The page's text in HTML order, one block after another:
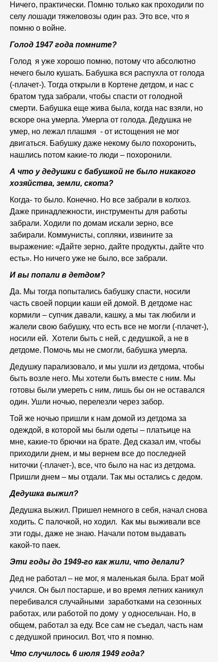
Ничего, практически. Помню только как проходили по
селу лошади тяжеловозы один раз. Это все, что я
помню о войне.
Голод 1947 года помните?
Голод я уже хорошо помню, потому что абсолютно
нечего было кушать. Бабушка вся распухла от голода
(-плачет-). Тогда открыли в Кортене детдом, и нас с
братом туда забрали, чтобы спасти от голодной
смерти. Бабушка еще жива была, когда нас взяли, но
вскоре она умерла. Умерла от голода. Дедушка не
умер, но лежал плашмя - от истощения не мог
двигаться. Бабушку даже некому было похоронить,
нашлись потом какие-то люди – похоронили.
А что у дедушки с бабушкой не было никакого
хозяйства, земли, скота?
Когда- то было. Конечно. Но все забрали в колхоз.
Даже принадлежности, инструменты для работы
забрали. Ходили по домам искали зерно, все
забирали. Коммунисты, сопляки, извините за
выражение: «Дайте зерно, дайте продукты, дайте что
есть». Но ничего уже не было, все забрали.
И вы попали в детдом?
Да. Мы тогда попытались бабушку спасти, носили
часть своей порции каши ей домой. В детдоме нас
кормили – супчик давали, кашку, а мы так любили и
жалели свою бабушку, что есть все не могли (-плачет-),
носили ей. Хотели быть с ней, с дедушкой, а не в
детдоме. Помочь мы не смогли, бабушка умерла.
Дедушку парализовало, и мы ушли из детдома, чтобы
быть возле него. Мы хотели быть вместе с ним. Мы
готовы были умереть с ним, лишь бы он не оставался
один. Ушли ночью, перелезли через забор.
Той же ночью пришли к нам домой из детдома за
одеждой, в которой мы были одеты – платьице на
мне, какие-то брючки на брате. Дед сказал им, чтобы
приходили днем, и мы вернем все до последней
ниточки (-плачет-), все, что было на нас из детдома.
Пришли днем – мы отдали. Так мы остались с дедом.
Дедушка выжил?
Дедушка выжил. Пришел немного в себя, начал снова
ходить. С палочкой, но ходил. Как мы выживали все
эти годы, даже не знаю. Начали потом выдавать
какой-то паек.
Эти годы до 1949-го как жили, что делали?
Дед не работал – не мог, я маленькая была. Брат мой
учился. Он был постарше, и во время летних каникул
перебивался случайными заработками на сезонных
работах, или работой по дому у односельчан. Но, в
общем, работал за еду. Все сам не съедал, часть нам
с дедушкой приносил. Вот, что я помню.
Что случилось 6 июля 1949 года?